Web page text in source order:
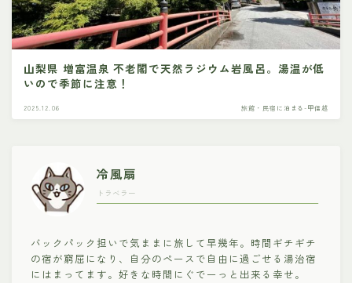
山梨県 増富温泉 不老閣で天然ラジウム岩風呂。湯温が低
いので季節に注意！
2025.12.06 旅館・民宿に泊まる-甲信越
冷風扇
トラベラー
バックパック担いで気ままに旅して早幾年。時間ギチギチ
の宿が窮屈になり、自分のペースで自由に過ごせる湯治宿
にはまってます。好きな時間にぐでーっと出来る幸せ。